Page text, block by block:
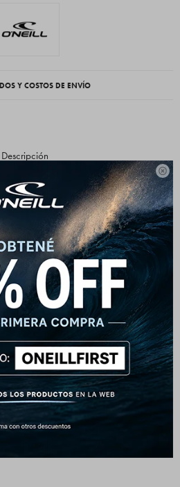

Y COSTOS DE ENVÍO
Descripción
State AJUSTERegular
algodón, 40% poliéster reciclado
O'Neill Blue:
fueron diseñados para ser
hechos de materiales
hacia un futuro mejor. Es por eso
un requisito mínimo de al menos
preferidos en un estilo para ser
Blue. Estamos orgullosos de
10 de la colección
consisten en productos
ahí. Estamos bien